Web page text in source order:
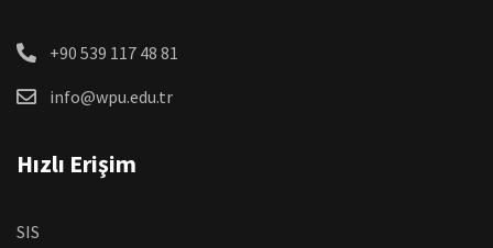
+90 539 117 48 81
info@wpu.edu.tr
Hızlı Erişim
SIS